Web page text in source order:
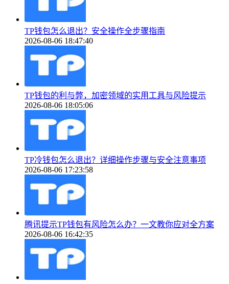
TP钱包怎么退出？安全操作全步骤指南
2026-08-06 18:47:40
TP钱包的利与弊，加密领域的实用工具与风险提示
2026-08-06 18:05:06
TP冷钱包怎么退出？详细操作步骤与安全注意事项
2026-08-06 17:23:58
腾讯提示TP钱包有风险怎么办？一文教你应对全方案
2026-08-06 16:42:35